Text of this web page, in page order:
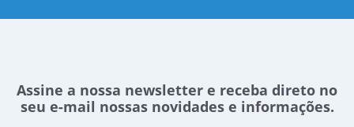
Assine a nossa newsletter e receba direto no
seu e-mail nossas novidades e informações.